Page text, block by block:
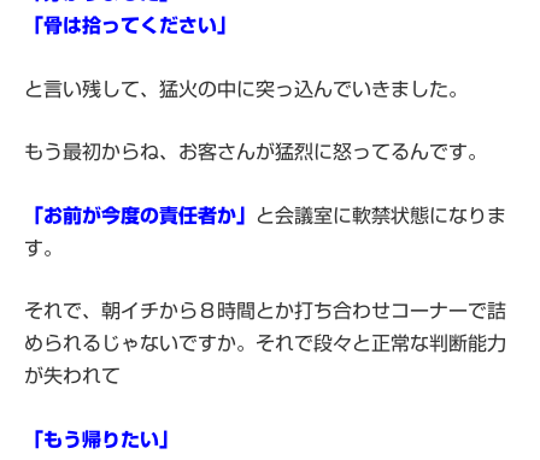
「骨は拾ってください」
と言い残して、猛火の中に突っ込んでいきました。
もう最初からね、お客さんが猛烈に怒ってるんです。
「お前が今度の責任者か」 と会議室に軟禁状態になりま
す。
それで、朝イチから８時間とか打ち合わせコーナーで詰
められるじゃないですか。それで段々と正常な判断能力
が失われて
「もう帰りたい」